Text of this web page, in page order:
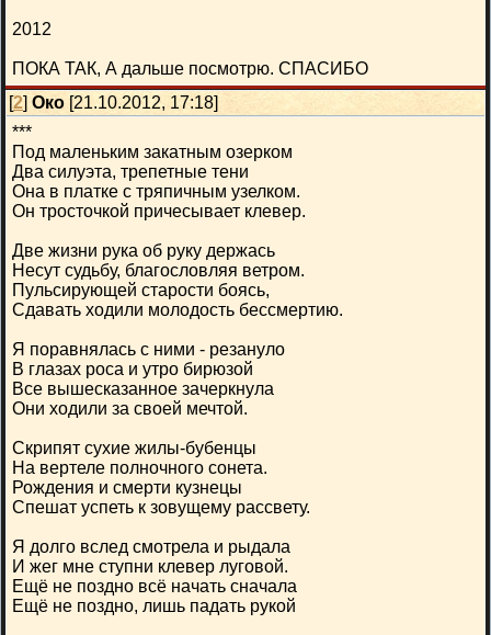
2012
ПОКА ТАК, А дальше посмотрю. СПАСИБО
[2] Око [21.10.2012, 17:18]
***
Под маленьким закатным озерком
Два силуэта, трепетные тени
Она в платке с тряпичным узелком.
Он тросточкой причесывает клевер.
Две жизни рука об руку держась
Несут судьбу, благословляя ветром.
Пульсирующей старости боясь,
Сдавать ходили молодость бессмертию.
Я поравнялась с ними - резануло
В глазах роса и утро бирюзой
Все вышесказанное зачеркнула
Они ходили за своей мечтой.
Скрипят сухие жилы-бубенцы
На вертеле полночного сонета.
Рождения и смерти кузнецы
Спешат успеть к зовущему рассвету.
Я долго вслед смотрела и рыдала
И жег мне ступни клевер луговой.
Ещё не поздно всё начать сначала
Ещё не поздно, лишь падать рукой